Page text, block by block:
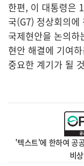
한편, 이 대통령은
국(G7) 정상회의
국제현안을 논의
현안 해결에 기여
중요한 계기가 될
'텍스트'에 한하여 공
비